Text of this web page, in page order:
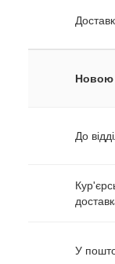
До
У